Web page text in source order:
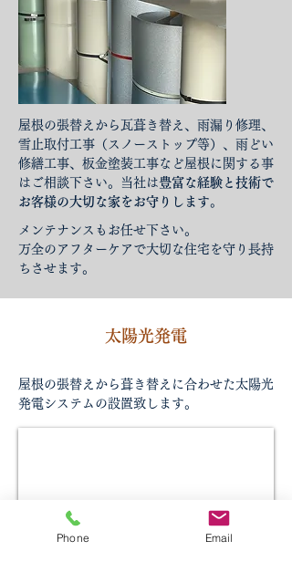
屋根の張替えから葺き替えに合わせた太陽光
発電システムの設置致します。
太陽光発電
屋根の張替えから瓦葺き替え、雨漏り修理、
雪止取付工事（スノーストップ等）、雨どい
修繕工事、板金塗装工事など屋根に関する事
はご相談下さい。当社は豊富な経験と技術で
お客様の大切な家をお守りします。
​メンテナンスもお任せ下さい。
万全のアフターケア で大切な住宅を守り長持
ちさせます。
Phone Email